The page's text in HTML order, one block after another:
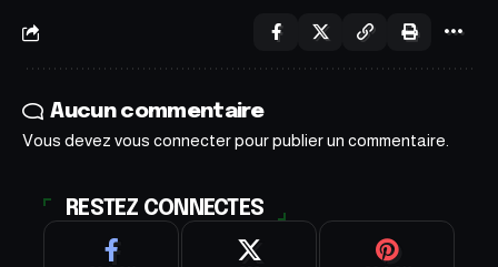
Aucun commentaire
Vous devez vous connecterpour publier un commentaire.
RESTEZ CONNECTES